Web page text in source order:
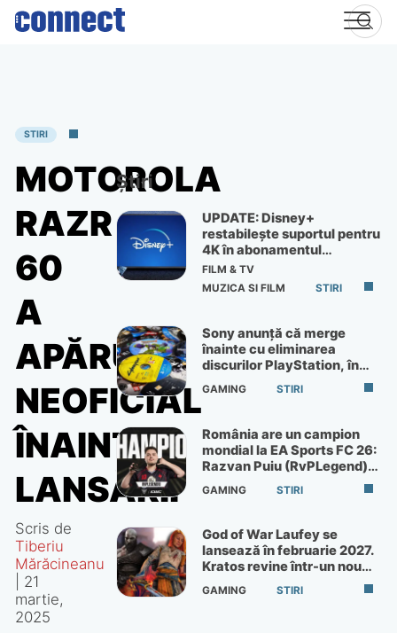
Skip
STIRI
MOTOROLA
RAZR
60
A
APĂRUT
NEOFICIAL
ÎNAINTEA
LANSĂRII
Scris de
Tiberiu
Mărăcineanu
21
martie,
2025
Știri
UPDATE: Disney+
restabilește suportul pentru
4K în abonamentul
Premium
FILM & TV
MUZICA SI FILM
STIRI
Sony anunță că merge
înainte cu eliminarea
discurilor PlayStation, în
ciuda protestelor
GAMING STIRI
România are un campion
mondial la EA Sports FC 26:
Razvan Puiu (RvPLegend)
câștigă turneul de la Paris
GAMING STIRI
God of War Laufey se
lansează în februarie 2027.
Kratos revine într-un nou
God of War
GAMING STIRI